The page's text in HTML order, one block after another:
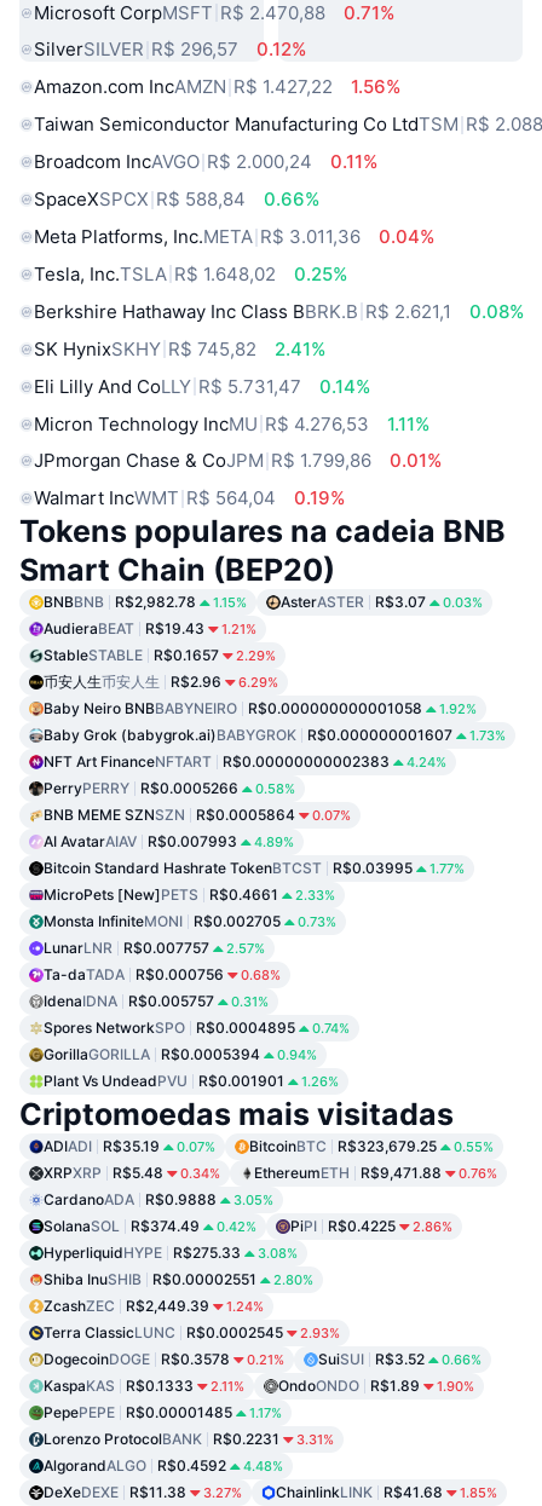
Microsoft CorpMSFT R$ 2.470,88
0.71%
SilverSILVER R$ 296,57
0.12%
Amazon.com IncAMZN R$ 1.427,22
1.56%
Taiwan Semiconductor Manufacturing Co LtdTSM R$
Broadcom IncAVGO R$ 2.000,24
0.11%
SpaceXSPCX R$ 588,84
0.66%
Meta Platforms, Inc.META R$ 3.011,36
0.04%
Tesla, Inc.TSLA R$ 1.648,02
0.25%
Berkshire Hathaway Inc Class BBRK.B R$ 2.621,1
0.08%
SK HynixSKHY R$ 745,82
2.41%
Eli Lilly And CoLLY R$ 5.731,47
0.14%
Micron Technology IncMU R$ 4.276,53
1.11%
JPmorgan Chase & CoJPM R$ 1.799,86
0.01%
Walmart IncWMT R$ 564,04 0.19%
Tokens populares na cadeia BNB
Smart Chain (BEP20)
BNBBNB R$2,982.78 1.15% AsterASTER R$3.07 0.03%
AudieraBEAT R$19.43 1.21%
StableSTABLE R$0.1657 2.29%
币安人生币安人生 R$2.96 6.29%
Baby Neiro BNBBABYNEIRO R$0.000000000001058 1.92%
Baby Grok (babygrok.ai)BABYGROK R$0.000000001607 1.73%
NFT Art FinanceNFTART R$0.00000000002383 4.24%
PerryPERRY R$0.0005266 0.58%
BNB MEME SZNSZN R$0.0005864 0.07%
AI AvatarAIAV R$0.007993 4.89%
Bitcoin Standard Hashrate TokenBTCST R$0.03995 1.77%
MicroPets [New]PETS R$0.4661 2.33%
Monsta InfiniteMONI R$0.002705 0.73%
LunarLNR R$0.007757 2.57%
Ta-daTADA R$0.000756 0.68%
IdenaIDNA R$0.005757 0.31%
Spores NetworkSPO R$0.0004895 0.74%
GorillaGORILLA R$0.0005394 0.94%
Plant Vs UndeadPVU R$0.001901 1.26%
Criptomoedas mais visitadas
ADIADI R$35.19 0.07% BitcoinBTC R$323,679.25 0.55%
XRPXRP R$5.48 0.34% EthereumETH R$9,471.88 0.76%
CardanoADA R$0.9888 3.05%
SolanaSOL R$374.49 0.42% PiPI R$0.4225 2.86%
HyperliquidHYPE R$275.33 3.08%
Shiba InuSHIB R$0.00002551 2.80%
ZcashZEC R$2,449.39 1.24%
Terra ClassicLUNC R$0.0002545 2.93%
DogecoinDOGE R$0.3578 0.21% SuiSUI R$3.52 0.66%
KaspaKAS R$0.1333 2.11% OndoONDO R$1.89 1.90%
PepePEPE R$0.00001485 1.17%
Lorenzo ProtocolBANK R$0.2231 3.31%
AlgorandALGO R$0.4592 4.48%
DeXeDEXE R$11.38 3.27% ChainlinkLINK R$41.68 1.85%